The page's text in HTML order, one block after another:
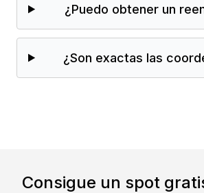
¿Puedo obtener un
¿Son exactas las
Consigue un spot